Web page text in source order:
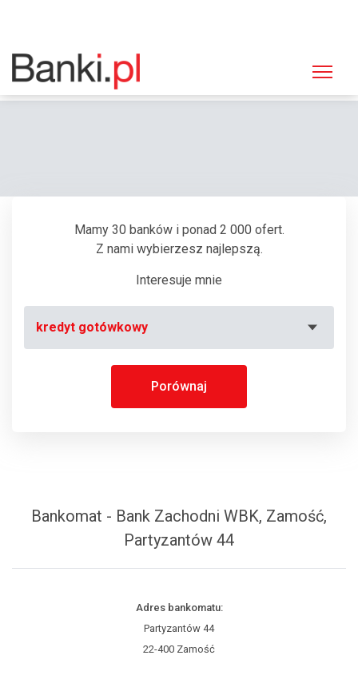
Strona główna
Bankomat Bank Zachodni WBK, Zamość, Partyzantów 44
Mamy 30 banków i ponad 2 000 ofert.
Z nami wybierzesz najlepszą.
Interesuje mnie
kredyt gotówkowy
Porównaj
Bankomat - Bank Zachodni WBK, Zamość,
Partyzantów 44
Adres bankomatu:
Partyzantów 44
22-400 Zamość